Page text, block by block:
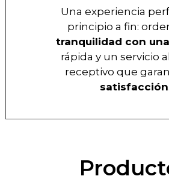
Una experiencia
principio a fin:
tranquilidad con una
rápida y un servicio
receptivo que
satisfacción